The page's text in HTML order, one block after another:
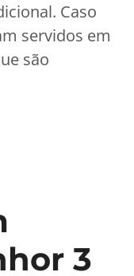
Caso
servidos em
são
3